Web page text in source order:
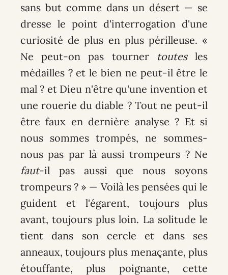
sans but comme dans un désert — se
dresse le point d'interrogation d'une
curiosité de plus en plus périlleuse. «
Ne peut-on pas tourner toutesles
médailles ? et le bien ne peut-il être le
mal ? et Dieu n'être qu'une invention et
une rouerie du diable ? Tout ne peut-il
être faux en dernière analyse ? Et si
nous sommes trompés, ne sommes-
nous pas par là aussi trompeurs ? Ne
faut-il pas aussi que nous soyons
trompeurs ? » — Voilà les pensées qui le
guident et l'égarent, toujours plus
avant, toujours plus loin. La solitude le
tient dans son cercle et dans ses
anneaux, toujours plus menaçante, plus
étouffante, plus poignante, cette